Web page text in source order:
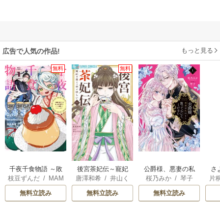
広告で人気の作品! もっと見る
無料
千夜千食物語 ～敗
国の姫ですが氷の
皇子殿下がどうも
溺愛してくれてい
枝豆ずんだ/ MAM
AKOTO / 鴉羽凛燈
無料立読み
無料
後宮茶妃伝～寵妃
は愛より茶が欲し
い～
唐澤和希 /井山く
らげ
無料立読み
公爵様、悪妻の私
はもう放っておい
てください
桜乃みか/ 琴子
無料立読み
さ
冷
片